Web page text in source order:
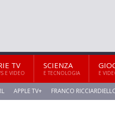
TV
E VIDEO
SCIENZA
E TECNOLOGIA E
APPLE TV+ FRANCO